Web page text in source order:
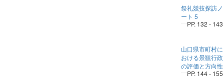
祭礼競技探訪ノ
ート 5
PP. 132 - 143
山口県市町村に
おける景観行政
の評価と方向性
PP. 144 - 155